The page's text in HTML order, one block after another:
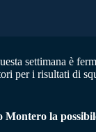
settimana è
per i risultati di
Montero la